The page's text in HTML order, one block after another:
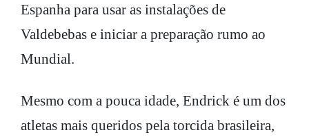
Espanha para usar as instalações de
Valdebebas e iniciar a preparação rumo ao
Mundial.
Mesmo com a pouca idade, Endrick é um dos
atletas mais queridos pela torcida brasileira,